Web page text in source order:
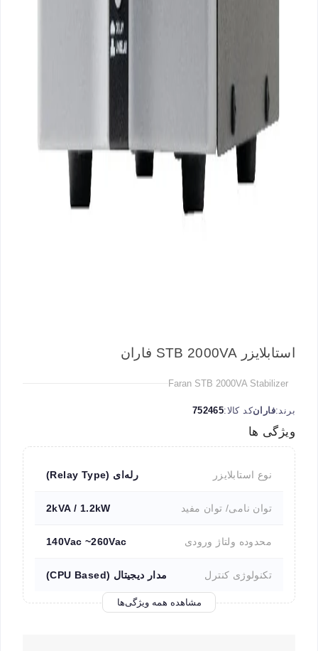
استابلایزر STB 2000VA فاران
Faran STB 2000VA Stabilizer
برند:فارانکد کالا:752465
ویژگی ها
نوع استابلایزر رله‌ای (Relay Type)
توان نامی/ توان مفید 2kVA / 1.2kW
محدوده ولتاژ ورودی 140Vac ~260Vac
تکنولوژی کنترل مدار دیجیتال (CPU Based)
مشاهده همه ویژگی‌ها